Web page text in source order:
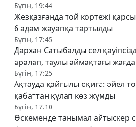
Бүгін, 19:44
Жезқазғанда той кортежі
6 адам жауапқа тартылды
Бүгін, 17:45
Дархан Сатыбалды сел
аралап, таулы аймақтағы
Бүгін, 17:25
Ақтауда қайғылы оқиға: әйел
қабаттан құлап көз жұмды
Бүгін, 17:10
Өскеменде танымал айтыскер